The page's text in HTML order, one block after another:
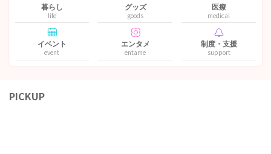
暮らし
life
グッズ
goods
医療
medical
イベント
event
エンタメ
entame
制度・支援
support
PICKUP